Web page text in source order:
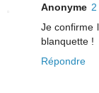
Anonyme
Je confirme
blanquette !
Répondre